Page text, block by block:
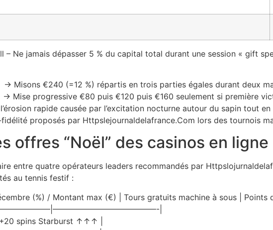
– Ne jamais dépasser 5 % du capital total durant une session « gift
Misons €240 (=12 %) répartis en trois parties égales durant deux
progressive €80 puis €120 puis €160 seulement si première
rapide causée par l’excitation nocturne autour du sapin tout
proposés par Httpslejournaldelafrance.Com lors des tournois
offres “Noël” des casinos en
entre quatre opérateurs leaders recommandés par
au tennis festif :
(%) / Montant max (€) | Tours gratuits machine à sous | Points
|
spins Starburst ↑↑↑ |